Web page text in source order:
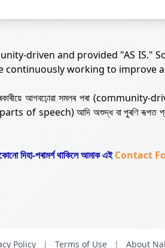
driven and provided "AS IS."
continuously working to improve
আগবঢ়োৱা সমলৰ পৰা (community-
(parts of speech) আদি অশুদ্ধ বা পুৰণি ৰূপত
দিহা-পৰামৰ্শ থাকিলে আমাক এইContact
Policy | Terms of Use | About